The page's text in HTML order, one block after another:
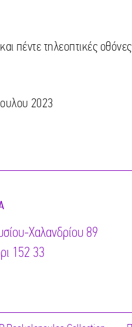
πέντε τηλεοπτικές οθόνες
2023
Χαλανδρίου 89
152 33